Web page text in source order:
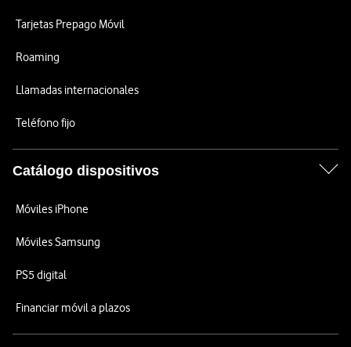
Tarjetas Prepago Móvil
Roaming
Llamadas internacionales
Teléfono fijo
Catálogo dispositivos
Móviles iPhone
Móviles Samsung
PS5 digital
Financiar móvil a plazos